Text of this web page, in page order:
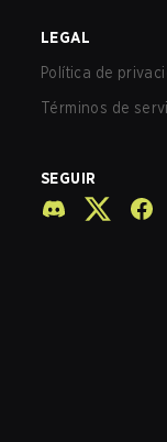
LEGAL
Política de
Términos de
SEGUIR